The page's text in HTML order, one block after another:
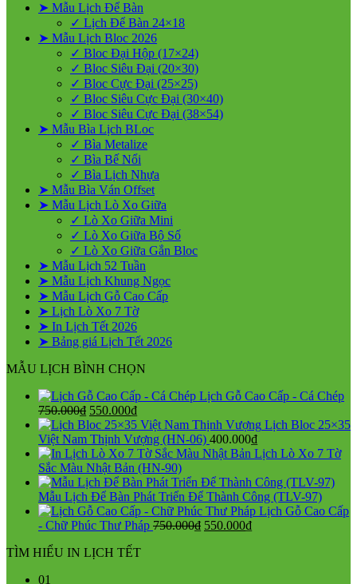
➤ Mẫu Lịch Để Bàn
✓ Lịch Để Bàn 24×18
➤ Mẫu Lịch Bloc 2026
✓ Bloc Đại Hộp (17×24)
✓ Bloc Siêu Đại (20×30)
✓ Bloc Cực Đại (25×25)
✓ Bloc Siêu Cực Đại (30×40)
✓ Bloc Siêu Cực Đại (38×54)
➤ Mẫu Bìa Lịch BLoc
✓ Bìa Metalize
✓ Bìa Bế Nổi
✓ Bìa Lịch Nhựa
➤ Mẫu Bìa Ván Offset
➤ Mẫu Lịch Lò Xo Giữa
✓ Lò Xo Giữa Mini
✓ Lò Xo Giữa Bộ Số
✓ Lò Xo Giữa Gắn Bloc
➤ Mẫu Lịch 52 Tuần
➤ Mẫu Lịch Khung Ngọc
➤ Mẫu Lịch Gỗ Cao Cấp
➤ Lịch Lò Xo 7 Tờ
➤ In Lịch Tết 2026
➤ Bảng giá Lịch Tết 2026
MẪU LỊCH BÌNH CHỌN
Lịch Gỗ Cao Cấp - Cá Chép
750.000₫ Giá
gốc
là:
750.000₫.
550.000₫Giá
hiện
tại
là:
550.000₫.
Lịch Bloc 25×35
Việt Nam Thịnh Vượng (HN-06) 400.000₫
Lịch Lò Xo 7 Tờ
Sắc Màu Nhật Bản (HN-90)
Mẫu Lịch Để Bàn Phát Triển Để Thành Công (TLV-97)
Lịch Gỗ Cao Cấp
- Chữ Phúc Thư Pháp 750.000₫ Giá
550.000₫Giá
TÌM HIỂU IN LỊCH TẾT
01